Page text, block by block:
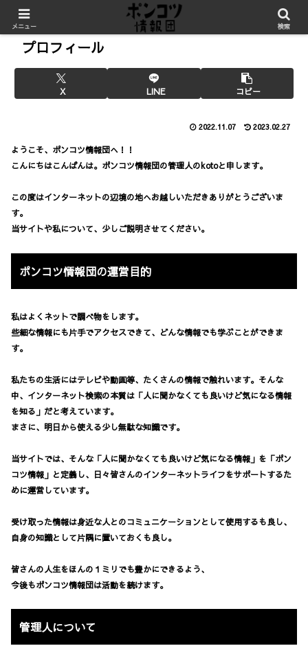
プロフィール
X LINE コピー
2022.11.07 2023.02.27
ようこそ、ポンコツ情報団へ！！
こんにちはこんばんは。ポンコツ情報団の管理人のkotoと申します。
この度はインターネットの辺境の地へお越しいただきありがとうございま
す。
当サイトや私について、少しご説明させてください。
ポンコツ情報団の運営目的
私はよくネットで調べ物をします。
些細な情報にも片手でアクセスできて、どんな情報でも学ぶことができま
す。
私たちの生活にはテレビや動画等、たくさんの情報で触れいます。そんな
中、インターネット検索の本質は 「人に聞かなくても良いけど気になる情報
を知る」 だと考えています。
まさに、明日から使える少し無駄な知識です。
当サイトでは、そんな「人に聞かなくても良いけど気になる情報」を「ポン
コツ情報」と定義し、日々皆さんのインターネットライフをサポートするた
めに運営しています。
受け取った情報は身近な人とのコミュニケーションとして使用するも良し、
自身の知識として片隅に置いておくも良し。
皆さんの人生をほんの１ミリでも豊かにできるよう、
今後もポンコツ情報団は活動を続けます。
管理人について
メニュー 検索